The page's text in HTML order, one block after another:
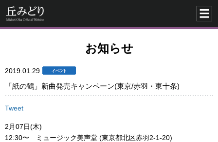
お知らせ
2019.01.29
「紙の鶴」新曲発売キャンペーン(東京/赤羽・東十条)
Tweet
2月07日(木)
12:30〜 ミュージック美声堂 (東京都北区赤羽2-1-20)